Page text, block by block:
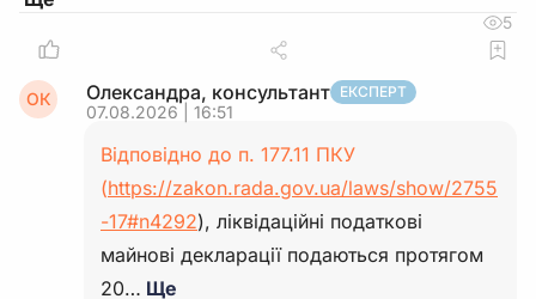
5
ОК Олександра, консультант ЕКСПЕРТ
07.08.2026 | 16:51
Відповідно до п. 177.11 ПКУ
(https://zakon.rada.gov.ua/laws/show/2755
-17#n4292), ліквідаційні податкові
майнові декларації подаються протягом
20… Ще